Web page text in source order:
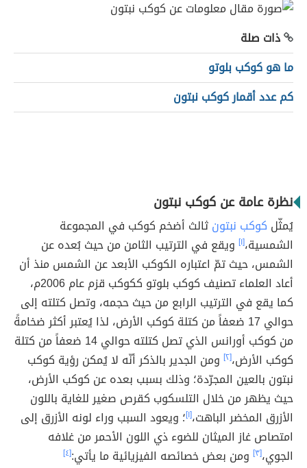
ذات صلة
ما هو كوكب بلوتو
كم عدد أقمار كوكب نبتون
نظرة عامة عن كوكب نبتون
يُمثّل كوكب نبتونثالث أضخم كوكب في المجموعة
الشمسية،[١] ويقع في الترتيب الثامن من حيث بُعده عن
الشمس، حيث تمّ اعتباره الكوكب الأبعد عن الشمس منذ أن
أعاد العلماء تصنيف كوكب بلوتو ككوكب قزم عام 2006م،
كما يقع في الترتيب الرابع من حيث حجمه، وتصل كتلته إلى
حوالي 17 ضعفاً من كتلة كوكب الأرض، لذا يُعتبر أكثر ضخامةً
من كوكب أورانس الذي تصل كتلته حوالي 14 ضعفاً من كتلة
كوكب الأرض،[٢]
ومن الجدير بالذكر أنّه لا يُمكن رؤية كوكب
نبتون بالعين المجرّدة؛ وذلك بسبب بعده عن كوكب الأرض،
حيث يظهر من خلال التلسكوب كقرص صغير للغاية باللون
الأزرق المخضر الباهت،[١] ؛ ويعود السبب وراء لونه الأزرق إلى
امتصاص غاز الميثان للضوء ذي اللون الأحمر من غلافه
الجوي،[٣] ومن بعض خصائصه الفيزيائية ما يأتي:[٤]